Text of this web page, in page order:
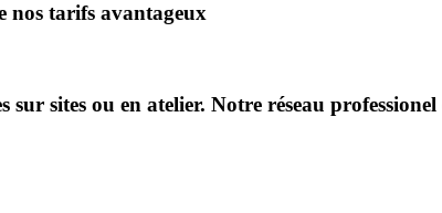
nos tarifs avantageux
sites ou en atelier. Notre réseau